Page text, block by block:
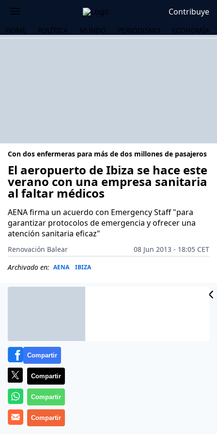
Contribuye
HOME POLÍTICA MUNDO PERIODISMO ECONOMÍA
Con dos enfermeras para más de dos millones de pasajeros
El aeropuerto de Ibiza se hace este
verano con una empresa sanitaria
al faltar médicos
AENA firma un acuerdo con Emergency Staff "para
garantizar protocolos de emergencia y ofrecer una
atención sanitaria eficaz"
Renovación Balear
08 Jun 2013 - 18:05 CET
Archivado en: AENA IBIZA
Después de que el pasado 30 de septiembre el
Compartir
Compartir
Compartir
Compartir